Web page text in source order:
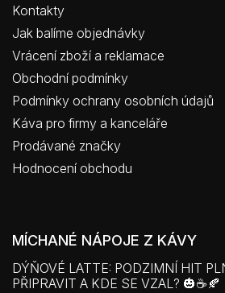
Kontakty
Jak balíme objednávky
Vrácení zboží a reklamace
Obchodní podmínky
Podmínky ochrany osobních údajů
Káva pro firmy a kanceláře
Prodávané značky
Hodnocení obchodu
MÍCHANÉ NÁPOJE Z KÁVY
DÝŇOVÉ LATTE: PODZIMNÍ HIT
PŘIPRAVIT A KDE SE VZAL? 🎃☕🍂